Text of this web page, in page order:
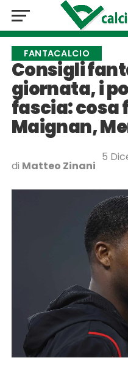
FANTACALCIO
Consigli
giornata, i
fascia: cosa
Maignan,
di Matteo Zinani
5